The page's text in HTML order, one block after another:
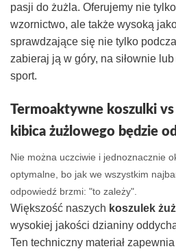
pasji do żużla. Oferujemy nie
wzornictwo, ale także wysoką
sprawdzające się nie tylko
zabieraj ją w góry, na siłownie
sport.
Termoaktywne koszulki vs
kibica żużlowego będzie
Nie można uczciwie i jednoznacznie
optymalne, bo jak we wszystkim
odpowiedź brzmi: "to zależy".
Większość naszych koszulek
wysokiej jakości dzianiny
Ten techniczny materiał